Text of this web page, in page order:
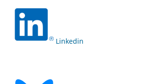
Linkedin